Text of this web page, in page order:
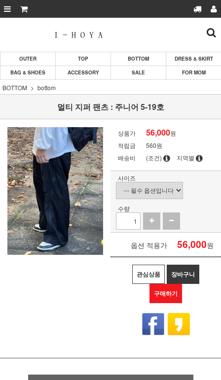
OUTER TOP BOTTOM
DRESS & SKIRT
BAG & SHOES
ACCESSORY SALE FOR MOM
BOTTOM bottom
멀티 지퍼 팬츠 : 주니어 5-19호
상품가 56,000원
적립금
560원
배송비
(조건) 지역별
사이즈
수량
옵션 적용가 56,000원
관심상품 장바구니
구매하기